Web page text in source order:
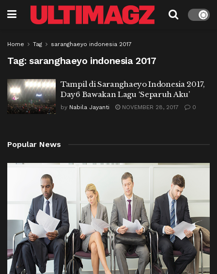
Home Tag saranghaeyo indonesia 2017
Tag: saranghaeyo indonesia 2017
Tampil di Saranghaeyo Indonesia 2017,
Day6 Bawakan Lagu ‘Separuh Aku’
by Nabila Jayanti NOVEMBER 28, 2017 0
Popular News